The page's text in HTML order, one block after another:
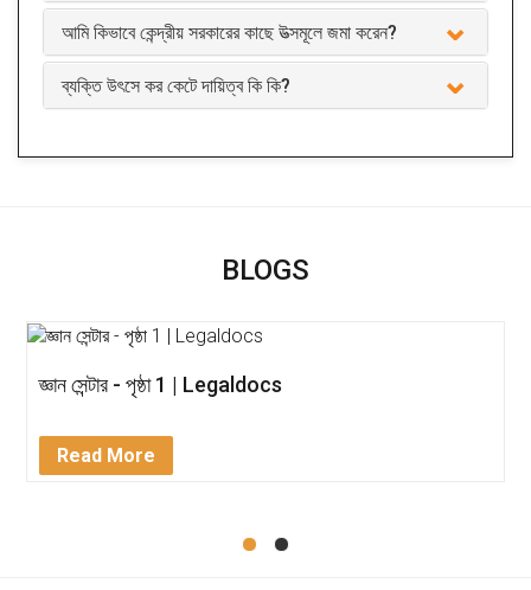
আমি কিভাবে কেন্দ্রীয় সরকারের কাছে উত্সমূলে জমা করেন?
ব্যক্তি উৎসে কর কেটে দায়িত্ব কি কি?
BLOGS
জ্ঞান সেন্টার - পৃষ্ঠা 1 | Legaldocs
Read More